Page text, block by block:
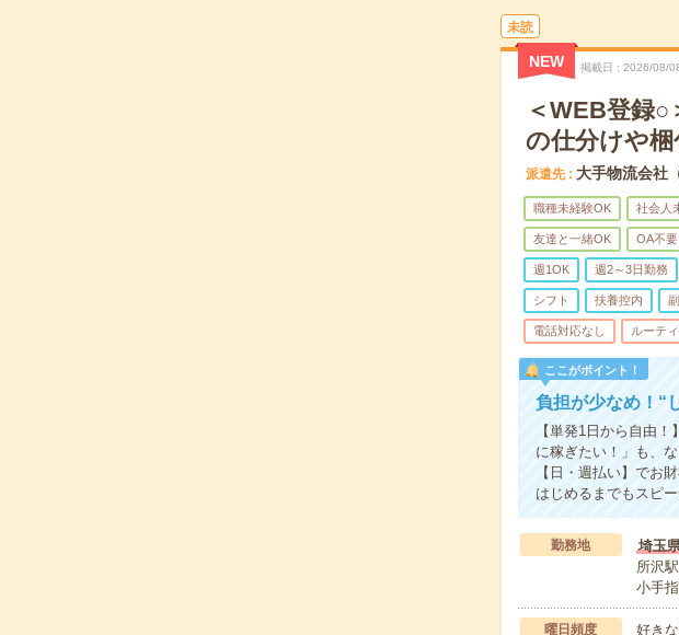
未読
NEW 掲載日 2026/08/
＜WEB登録
の仕分けや梱
派遣先 大手物流会社
職種未経験OK 社会人
友達と一緒OK OA不要
週1OK 週2～3日勤務
シフト 扶養控内
電話対応なし ルーテ
ここがポイント！
負担が少なめ！“
【単発1日から自由
に稼ぎたい！」も、
【日・週払い】でお
はじめるまでもスピ
勤務地
埼玉
所沢
小手
曜日頻度 好き